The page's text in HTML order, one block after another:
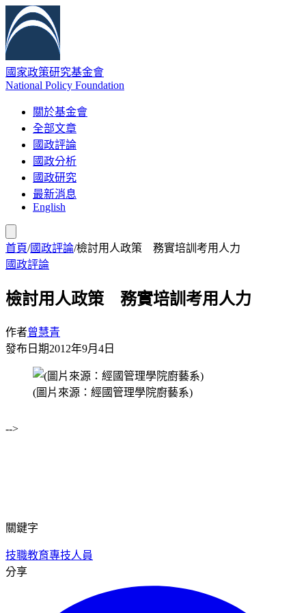
國家政策研究基金會
National Policy Foundation
關於基金會
全部文章
國政評論
國政分析
國政研究
最新消息
English
首頁/國政評論/檢討用人政策 務實培訓考用人力
國政評論
檢討用人政策 務實培訓考用人力
作者曾慧青
發布日期2012年9月4日
(圖片來源：經國管理學院廚藝系)
-->
關鍵字
技職教育專技人員
分享